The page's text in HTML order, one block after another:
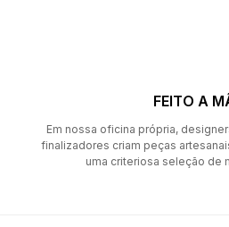
FEITO A
Em nossa oficina própria,
finalizadores criam peças
uma criteriosa seleção de